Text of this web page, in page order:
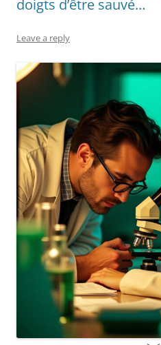
doigts d’être sauvé…
Leave a reply